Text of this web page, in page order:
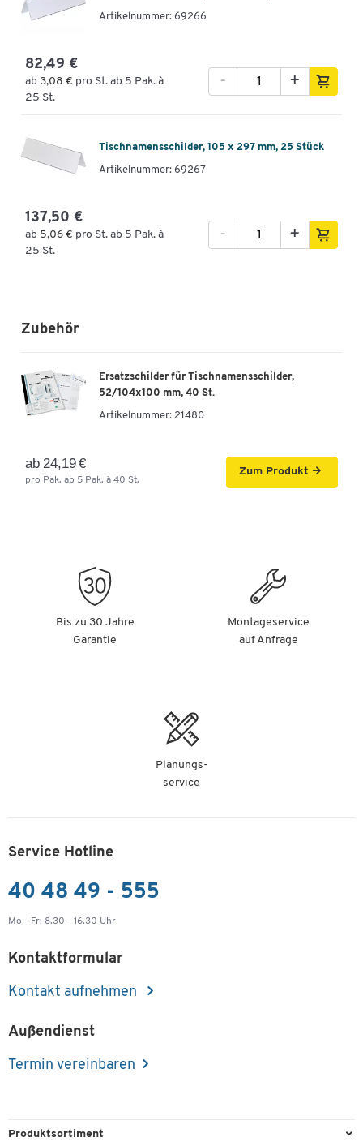
Artikelnummer: 69266
82,49 €
ab 3,08 € pro St. ab 5 Pak. à
25 St.
+
-
Tischnamensschilder, 105 x 297 mm, 25 Stück
Artikelnummer: 69267
137,50 €
ab 5,06 € pro St. ab 5 Pak. à
25 St.
+
-
Zubehör
Ersatzschilder für Tischnamensschilder,
52/104x100 mm, 40 St.
Artikelnummer: 21480
ab 24,19 €
pro Pak. ab 5 Pak. à 40 St.
Zum Produkt
Bis zu 30 Jahre
Garantie
Montageservice
auf Anfrage
Planungs-
service
Service Hotline
40 48 49 - 555
Mo - Fr: 8.30 - 16.30 Uhr
Kontaktformular
Kontakt aufnehmen
Außendienst
Termin vereinbaren
Produktsortiment